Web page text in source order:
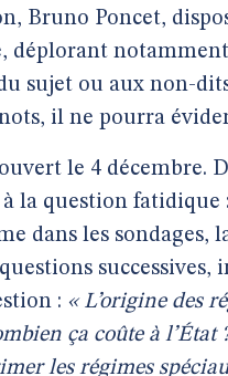
Bruno Poncet,
déplorant notamment
sujet ou aux non-
il ne pourra
le 4 décembre.
à la question fatidique
dans les sondages,
successives,
: « L’origine des
ça coûte à l’État
les régimes